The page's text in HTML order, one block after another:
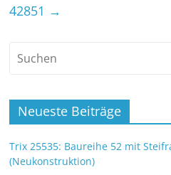
42851 →
Neueste Beiträge
Trix 25535: Baureihe 52 mit
(Neukonstruktion)